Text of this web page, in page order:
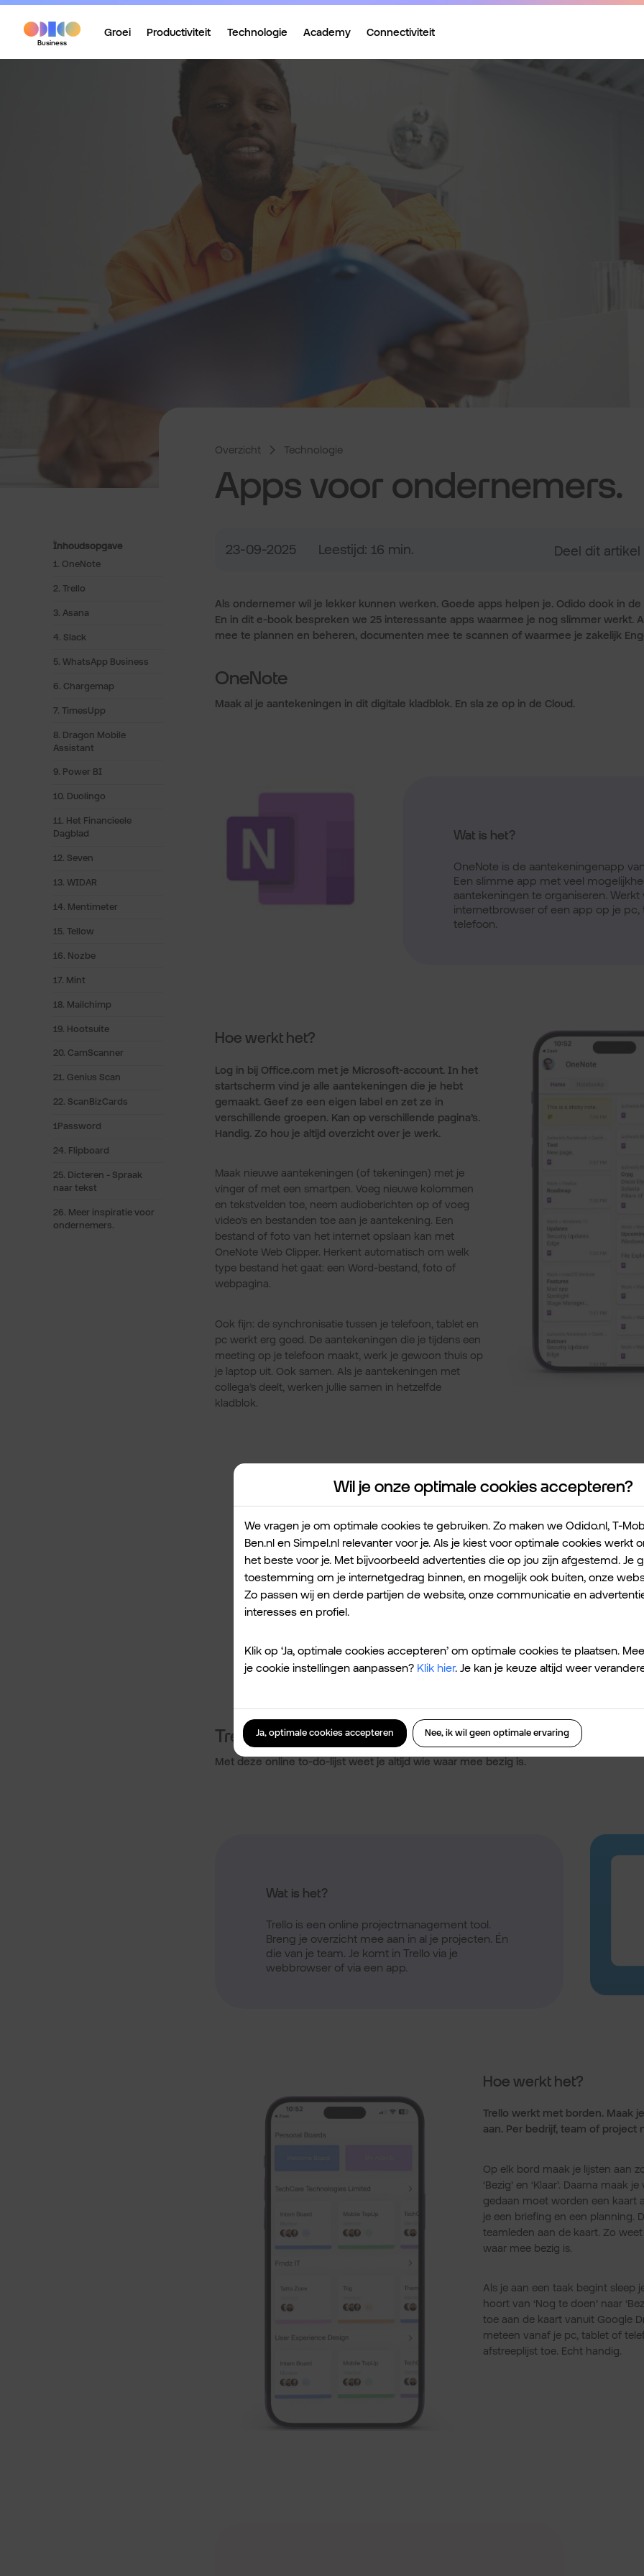
Business
Groei Productiviteit Technologie Academy Connectiviteit
Inhoudsopgave
1. OneNote
2. Trello
3. Asana
4. Slack
5. WhatsApp Business
6. Chargemap
7. TimesUpp
8. Dragon Mobile
Assistant
9. Power BI
10. Duolingo
11. Het Financieele
Dagblad
12. Seven
13. WIDAR
14. Mentimeter
15. Tellow
16. Nozbe
17. Mint
18. Mailchimp
19. Hootsuite
20. CamScanner
21. Genius Scan
22. ScanBizCards
1Password
24. Flipboard
25. Dicteren - Spraak
naar tekst
26. Meer inspiratie voor
ondernemers.
Overzicht Technologie
Apps voor ondernemers.
23-09-2025 Leestijd: 16 min. Deel dit artikel
Als ondernemer wil je lekker kunnen werken. Goede apps helpen je. Odido dook in
En in dit e-book bespreken we 25 interessante apps waarmee je nog slimmer werkt.
mee te plannen en beheren, documenten mee te scannen of waarmee je zakelijk
OneNote
Maak al je aantekeningen in dit digitale kladblok. En sla ze op in de Cloud.
Wat is het?
OneNote is de aantekeningenapp
Een slimme app met veel
aantekeningen te organiseren. Werkt
internetbrowser of een app op je pc,
telefoon.
Hoe werkt het?
Log in bij Office.com met je Microsoft-account. In het
startscherm vind je alle aantekeningen die je hebt
gemaakt. Geef ze een eigen label en zet ze in
verschillende groepen. Kan op verschillende pagina’s.
Handig. Zo hou je altijd overzicht over je werk.
Maak nieuwe aantekeningen (of tekeningen) met je
vinger of met een smartpen. Voeg nieuwe kolommen
en tekstvelden toe, neem audioberichten op of voeg
video’s en bestanden toe aan je aantekening. Een
bestand of foto van het internet opslaan kan met
OneNote Web Clipper. Herkent automatisch om welk
type bestand het gaat: een Word-bestand, foto of
webpagina.
Ook fijn: de synchronisatie tussen je telefoon, tablet en
pc werkt erg goed. De aantekeningen die je tijdens een
meeting op je telefoon maakt, werk je gewoon thuis op
je laptop uit. Ook samen. Als je aantekeningen met
collega’s deelt, werken jullie samen in hetzelfde
kladblok.
Wat kost het?
OneNote is gratis. En je
worden – ook gratis – opgeslagen in
Trello
Met deze online to-do-lijst weet je altijd wie waar mee bezig is.
Wat is het?
Trellois een online projectmanagement tool.
Breng je overzicht mee aan in al je projecten. Én
die van je team. Je komt in Trellovia je
webbrowser of via een app.
Hoe werkt het?
Trello werkt met borden. Maak
aan. Per bedrijf, team of project
Op elk bord maak je lijsten aan
‘Bezig’ en ‘Klaar’. Daarna maak
gedaan moet worden een kaart
je een briefing en een planning.
teamleden aan de kaart. Zo
waar mee bezig is.
Als je aan een taak begint sleep
hoort van ‘Nog te doen’ naar
toe aan de kaart vanuit Google
meteen vanaf je pc, tablet of
afstreeplijst toe. Echt handig.
Wil je onze optimale cookies accepteren?
We vragen je om optimale cookies te gebruiken. Zo maken we Odido.nl, T-
Ben.nl en Simpel.nl relevanter voor je. Als je kiest voor optimale cookies werkt
het beste voor je. Met bijvoorbeeld advertenties die op jou zijn afgestemd. Je
toestemming om je internetgedrag binnen, en mogelijk ook buiten, onze
Zo passen wij en derde partijen de website, onze communicatie en
interesses en profiel.
Klik op ‘Ja, optimale cookies accepteren’ om optimale cookies te plaatsen.
je cookie instellingen aanpassen? Klik hier. Je kan je keuze altijd weer
Ja, optimale cookies accepteren Nee, ik wil geen optimale ervaring